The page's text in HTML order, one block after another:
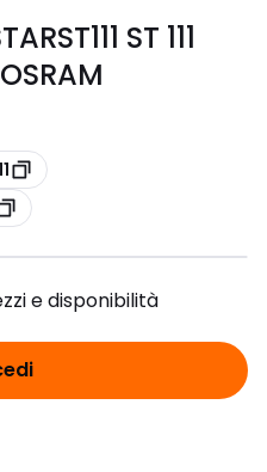
ST 111
e disponibilità